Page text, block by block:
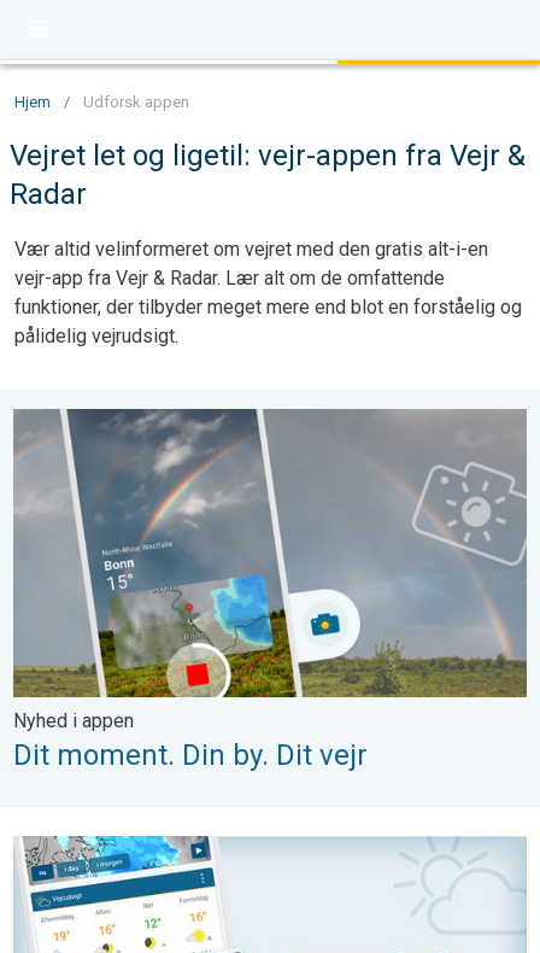
Hjem / Udforsk appen
Vejret let og ligetil: vejr-appen fra Vejr &
Radar
Vær altid velinformeret om vejret med den gratis alt-i-en
vejr-app fra Vejr & Radar. Lær alt om de omfattende
funktioner, der tilbyder meget mere end blot en forståelig og
pålidelig vejrudsigt.
Dit moment. Din by. Dit vejr. Nyhed i appen. . .
Nyhed i appen
Dit moment. Din by. Dit vejr
Prognose for de næste dage. Klædt på til vejret. . .